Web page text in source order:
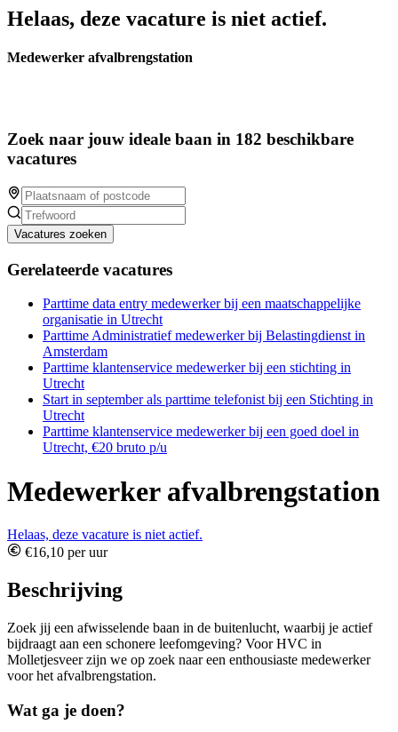
Helaas, deze vacature is niet actief.
Medewerker afvalbrengstation
Zoek naar jouw ideale baan in 182 beschikbare
vacatures
Vacatures zoeken
Gerelateerde vacatures
Parttime data entry medewerker bij een maatschappelijke
organisatie in Utrecht
Parttime Administratief medewerker bij Belastingdienst in
Amsterdam
Parttime klantenservice medewerker bij een stichting in
Utrecht
Start in september als parttime telefonist bij een Stichting in
Utrecht
Parttime klantenservice medewerker bij een goed doel in
Utrecht, €20 bruto p/u
Medewerker afvalbrengstation
Helaas, deze vacature is niet actief.
€16,10 per uur
Beschrijving
Zoek jij een afwisselende baan in de buitenlucht, waarbij je actief
bijdraagt aan een schonere leefomgeving? Voor HVC in
Molletjesveer zijn we op zoek naar een enthousiaste medewerker
voor het afvalbrengstation.
Wat ga je doen?